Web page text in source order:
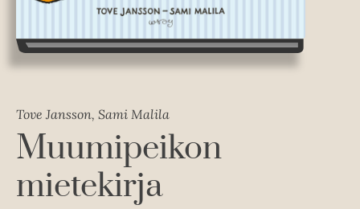
Tove Jansson, Sami Malila
Muumipeikon
mietekirja